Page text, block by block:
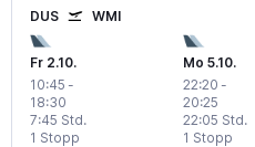
DUS WMI
Fr 2.10.
10:45 -
18:30
1 Stopp
7:45 Std.
Mo 5.10.
22:20 -
20:25
1 Stopp
22:05 Std.